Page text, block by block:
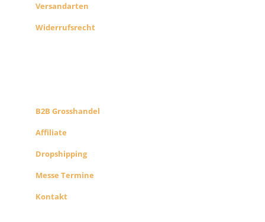
Versandarten
Widerrufsrecht
B2B Grosshandel
Affiliate
Dropshipping
Messe Termine
Kontakt